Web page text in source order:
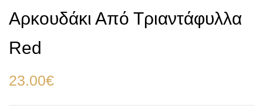
Αρκουδάκι Από Τριαντάφυλλα
Red
23.00€